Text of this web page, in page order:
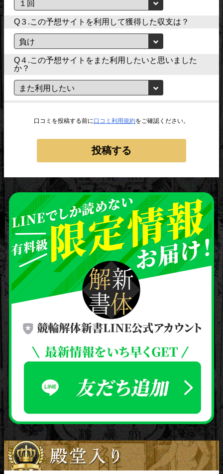
Q３.この予想サイトを利用して獲得した収支は？
Q４.この予想サイトをまた利用したいと思いました
か？
口コミを投稿する前に口コミ利用規約をご確認ください。